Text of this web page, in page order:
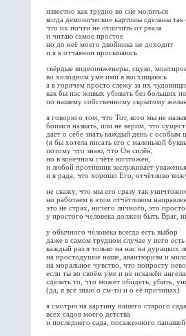
известно как трудно во сне молиться
когда демонические картины сделаны так
что их почти не отличить от реала
и читаю самое простое
но до неё моего двойника не доходит
и я в отчаянии просыпаюсь
твёрдые видеоинженеры, сцуко,
во холодном уме ими я восхищаюсь
а в горячем просто слежу за их
как бы нас живых убивать без больших
по нашему собственному скрытому
я говорю о том, что Тот, кого мы не
боимся назвать, или не верим, что
даёт о себе знать каждый день с особым
(я бы хотела писать его с маленькой
потому что знаю, что Он силён,
но в конечном счёте ничтожен,
и любой противник заслуживает
и я рада, что хорошо Его, отчётливо
не скажу, что мы его сразу так
но работаем в этом отчётливом
это не страх, ничего личного, это просто
у простого человека должен быть Враг,
у обычного человека всегда есть выбор
даже в самом трудном случае у него
каждый раз я только на нас на дурацких
на простодушие наше, авантюризм и
на моральное чувство, что попросту
если ты во своём уме и не искажён
сделать то, что может обидеть, убить,
(да, я всё знаю о см-ти и о её причинах)
я смотрю на картину нашего старого сада
всех садов моего детства
и последнего сада, посаженного папашей